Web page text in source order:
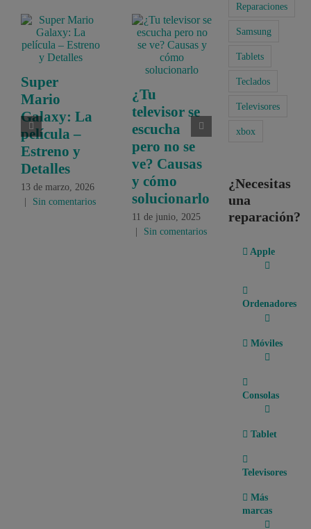
Super
Mario
Galaxy: La
película –
Estreno y
Detalles
13 de marzo, 2026
Sin comentarios
¿Tu
televisor se
escucha
pero no se
ve? Causas
y cómo
solucionarlo
11 de junio, 2025
Sin comentarios
Reparaciones
Samsung
Tablets
Teclados
Televisores
xbox
¿Necesitas
una
reparación?
Apple
Ordenadores
Móviles
Consolas
Tablet
Televisores
Más
marcas